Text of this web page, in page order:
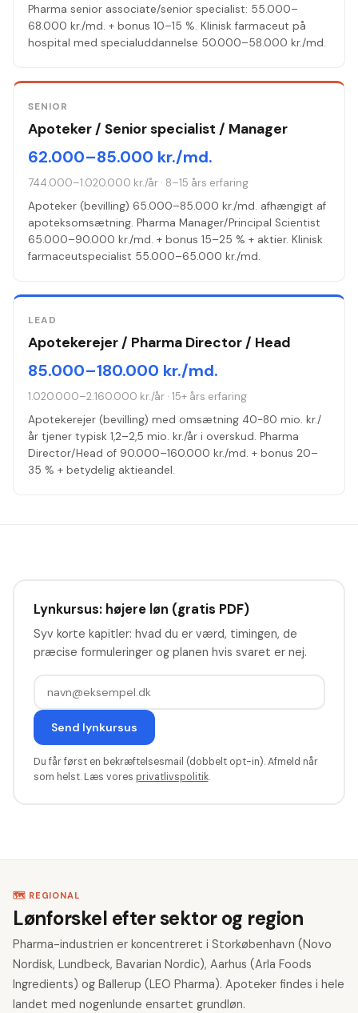
Pharma senior associate/senior specialist: 55.000–
68.000 kr./md. + bonus 10–15 %. Klinisk farmaceut på
hospital med specialuddannelse 50.000–58.000 kr./md.
SENIOR
Apoteker / Senior specialist / Manager
62.000–85.000 kr./md.
744.000–1.020.000 kr./år · 8–15 års erfaring
Apoteker (bevilling) 65.000–85.000 kr./md. afhængigt af
apoteksomsætning. Pharma Manager/Principal Scientist
65.000–90.000 kr./md. + bonus 15–25 % + aktier. Klinisk
farmaceutspecialist 55.000–65.000 kr./md.
LEAD
Apotekerejer / Pharma Director / Head
85.000–180.000 kr./md.
1.020.000–2.160.000 kr./år ·15+ års erfaring
Apotekerejer (bevilling) med omsætning 40-80 mio. kr./
år tjener typisk 1,2–2,5 mio. kr./år i overskud. Pharma
Director/Head of 90.000–160.000 kr./md. + bonus 20–
35 % + betydelig aktieandel.
Lynkursus: højere løn (gratis PDF)
Syv korte kapitler: hvad du er værd, timingen, de
præcise formuleringer og planen hvis svaret er nej.
Send lynkursus
Du får først en bekræftelsesmail (dobbelt opt-in). Afmeld når
som helst. Læs vores privatlivspolitik.
🗺️ REGIONAL
Lønforskel efter sektor og region
Pharma-industrien er koncentreret i Storkøbenhavn (Novo
Nordisk, Lundbeck, Bavarian Nordic), Aarhus (Arla Foods
Ingredients) og Ballerup (LEO Pharma). Apoteker findes i hele
landet med nogenlunde ensartet grundløn.